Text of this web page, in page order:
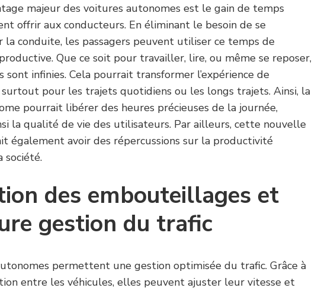
majeur des voitures autonomes est le gain de temps
offrir aux conducteurs. En éliminant le besoin de se
la conduite, les passagers peuvent utiliser ce temps de
Que ce soit pour travailler, lire, ou même se reposer,
sont infinies. Cela pourrait transformer l’expérience de
pour les trajets quotidiens ou les longs trajets. Ainsi, la
pourrait libérer des heures précieuses de la journée,
la qualité de vie des utilisateurs. Par ailleurs, cette nouvelle
également avoir des répercussions sur la productivité
société.
des embouteillages et
gestion du trafic
permettent une gestion optimisée du trafic. Grâce à
entre les véhicules, elles peuvent ajuster leur vitesse et